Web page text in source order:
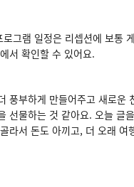
그램 일정은 리셉션에 보통
서 확인할 수 있어요.
풍부하게 만들어주고 새로운
선물하는 것 같아요. 오늘 글
라서 돈도 아끼고, 더 오래 여